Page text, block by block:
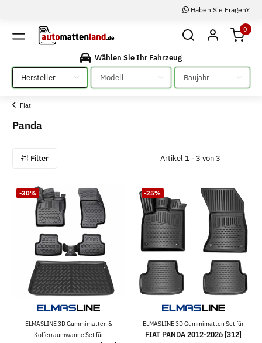
Haben Sie Fragen?
0
Wählen Sie Ihr Fahrzeug
Bitte auswählen
Bitte auswählen Bitte auswählen
Fiat
Panda
Filter Artikel 1 - 3 von 3
-30%
ELMASLINE 3D Gummimatten &
Kofferraumwanne Set für
-25%
ELMASLINE 3D Gummimatten Set für
FIAT PANDA 2012-2026 [312]